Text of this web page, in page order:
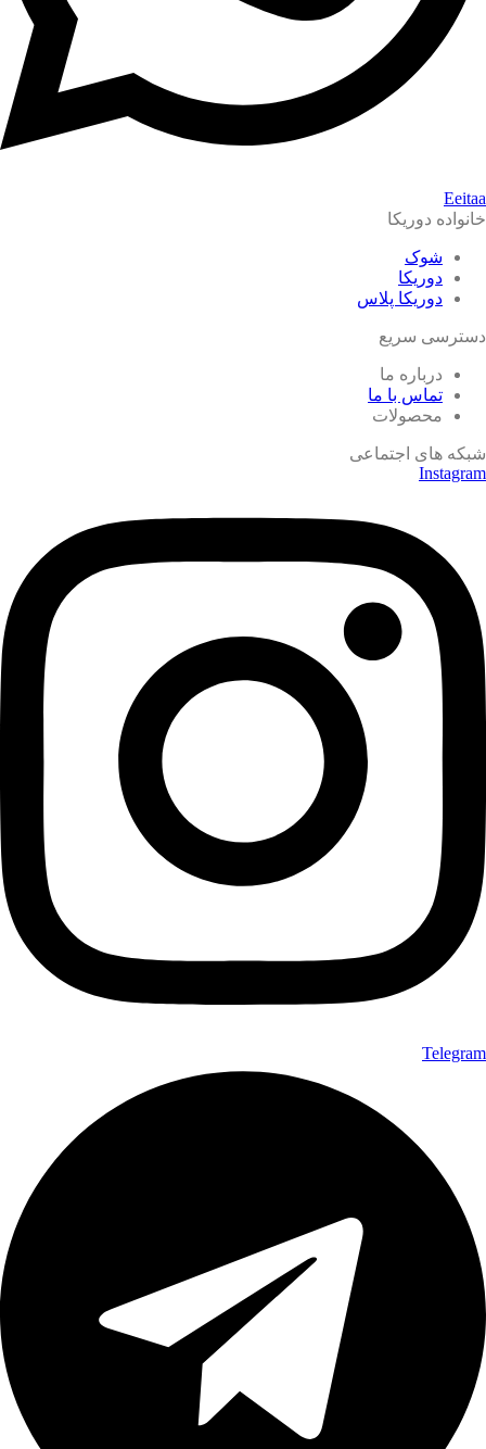
Eeitaa
خانواده دوریکا
شوک
دوریکا
دوریکا پلاس
دسترسی سریع
درباره ما
تماس با ما
محصولات
شبکه های اجتماعی
Instagram
Telegram